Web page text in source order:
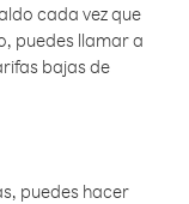
cada vez que
puedes llamar a
bajas de
puedes hacer